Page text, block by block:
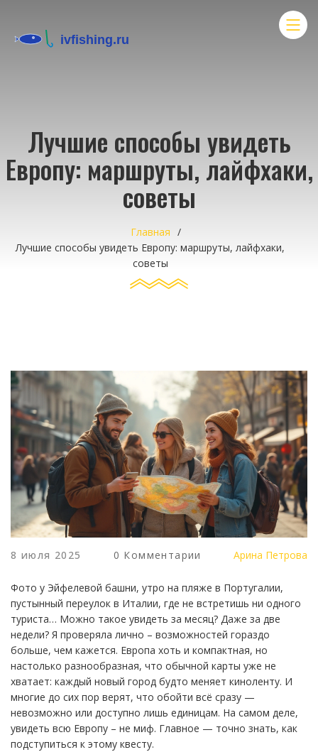
Лучшие способы увидеть
Европу: маршруты, лайфхаки,
советы
Главная
Лучшие способы увидеть Европу: маршруты, лайфхаки,
советы
8 июля 2025 0 Комментарии Арина Петрова
Фото у Эйфелевой башни, утро на пляже в Португалии,
пустынный переулок в Италии, где не встретишь ни одного
туриста… Можно такое увидеть за месяц? Даже за две
недели? Я проверяла лично – возможностей гораздо
больше, чем кажется. Европа хоть и компактная, но
настолько разнообразная, что обычной карты уже не
хватает: каждый новый город будто меняет киноленту. И
многие до сих пор верят, что обойти всё сразу —
невозможно или доступно лишь единицам. На самом деле,
увидеть всю Европу – не миф. Главное — точно знать, как
подступиться к этому квесту.